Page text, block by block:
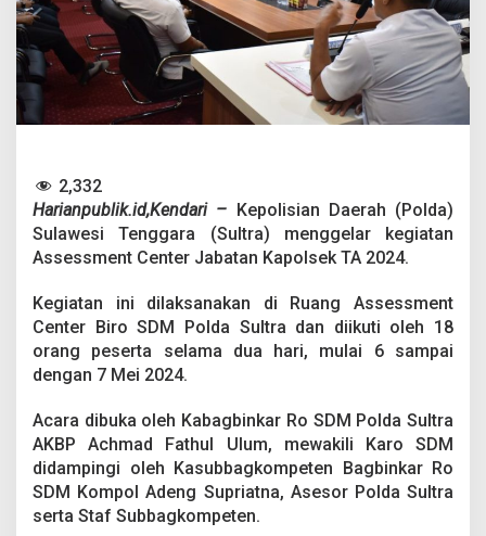
a
G
r
A
s
s
m
e
C
e
n
t
r
a
b
a
t
2,332
Harianpublik.id,Kendari – Kepolisian Daerah (Polda)
Sulawesi Tenggara (Sultra) menggelar kegiatan
Assessment Center Jabatan Kapolsek TA 2024.
Kegiatan ini dilaksanakan di Ruang Assessment
Center Biro SDM Polda Sultra dan diikuti oleh 18
orang peserta selama dua hari, mulai 6 sampai
dengan 7 Mei 2024.
Acara dibuka oleh Kabagbinkar Ro SDM Polda Sultra
AKBP Achmad Fathul Ulum, mewakili Karo SDM
didampingi oleh Kasubbagkompeten Bagbinkar Ro
SDM Kompol Adeng Supriatna, Asesor Polda Sultra
serta Staf Subbagkompeten.